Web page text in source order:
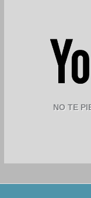
NO TE